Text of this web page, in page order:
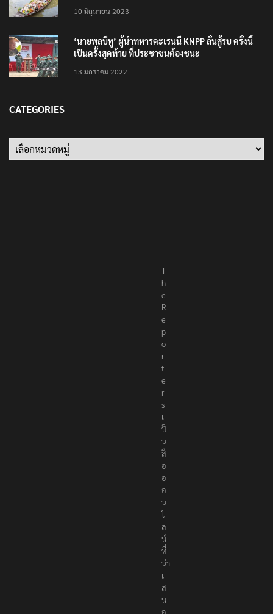
ปลัดกระทรวงวัฒนธรรม ร่วมกิจกรรม ‘นาวาภิกขาจาร’
แต่งชุดไทยตักบาตรทางน้ำ
10 มิถุนายน 2023
T
h
e
R
e
p
o
r
t
e
r
s
เ
ป็
น
สื่
อ
อ
อ
น
ไ
ล
น์
ที่
นำ
เ